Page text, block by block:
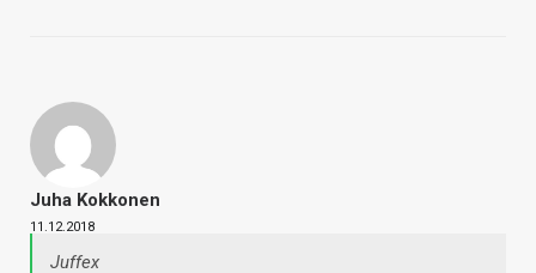
Juha Kokkonen
11.12.2018
Juffex